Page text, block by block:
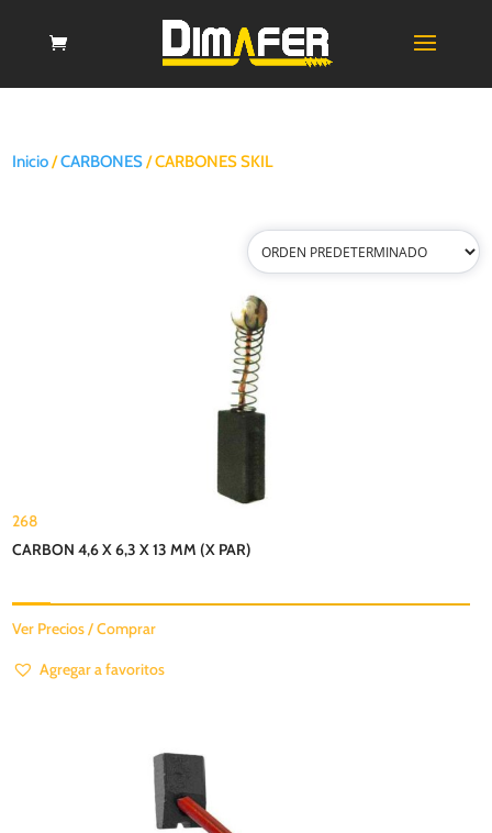
Inicio/CARBONES/ CARBONES SKIL
268
CARBON 4,6 X 6,3 X 13 MM (X PAR)
Ver Precios / Comprar
Agregar a favoritos